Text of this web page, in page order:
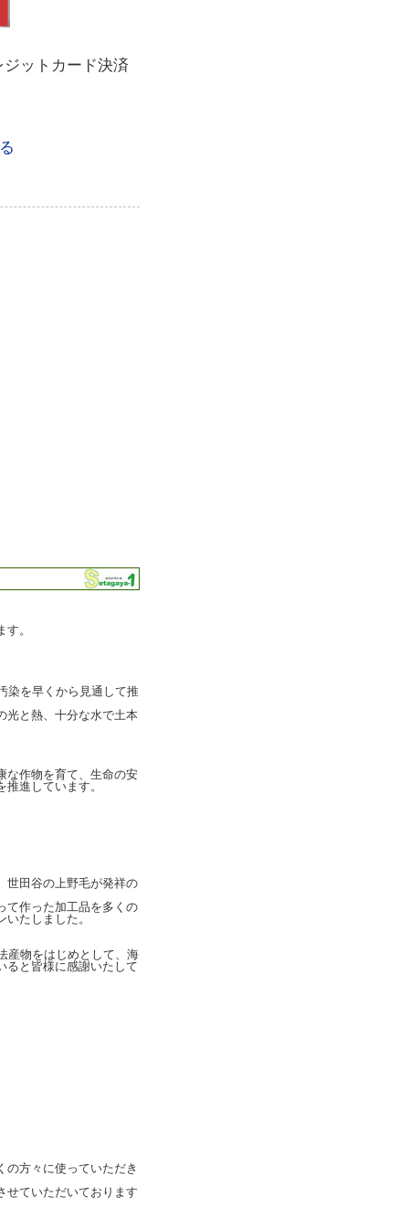
ットカード決済
。
染を早くから見通して推
光と熱、十分な水で土本
な作物を育て、生命の安
進しています。
世田谷の上野毛が発祥の
て作った加工品を多くの
たしました。
産物をはじめとして、海
ると皆様に感謝いたして
の方々に使っていただき
せていただいております